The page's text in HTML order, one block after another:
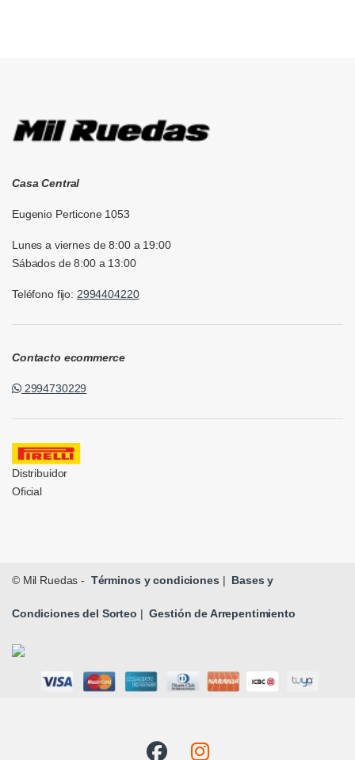
Casa Central
Eugenio Perticone 1053
Lunes a viernes de 8:00 a 19:00
Sábados de 8:00 a 13:00
Teléfono fijo: 2994404220
Contacto ecommerce
2994730229
Distribuidor
Oficial
© Mil Ruedas - Términos y condiciones | Bases y
Condiciones del Sorteo | Gestión de Arrepentimiento